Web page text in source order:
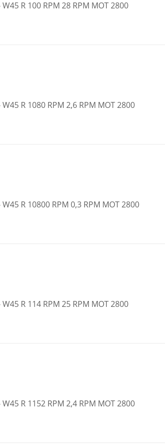
R 100 RPM 28 RPM MOT 2800
R 1080 RPM 2,6 RPM MOT 2800
R 10800 RPM 0,3 RPM MOT 2800
R 114 RPM 25 RPM MOT 2800
R 1152 RPM 2,4 RPM MOT 2800